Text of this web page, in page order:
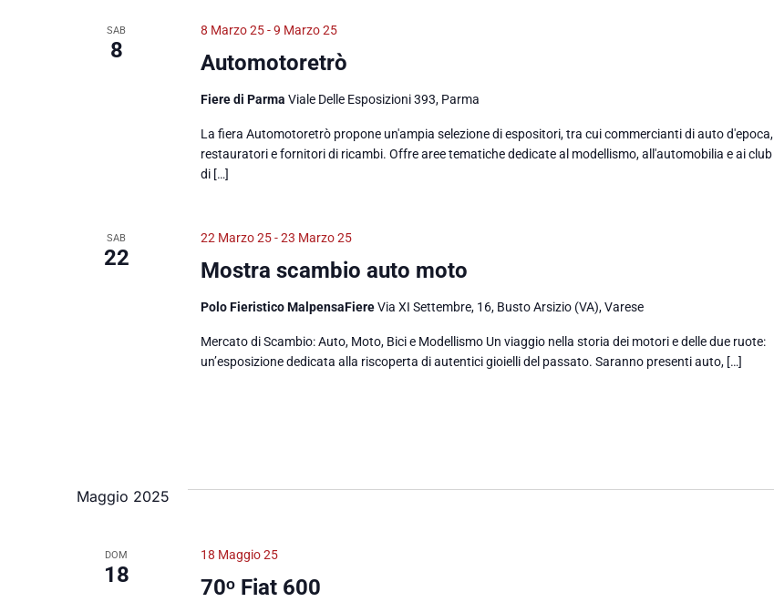
SAB
8 Automotoretrò
8 Marzo 25-9 Marzo 25
Fiere di Parma Viale Delle Esposizioni 393, Parma
La fiera Automotoretrò propone un'ampia selezione di espositori, tra cui commercianti di auto d'epoca,
restauratori e fornitori di ricambi. Offre aree tematiche dedicate al modellismo, all'automobilia e ai club
di […]
SAB
22 Mostra scambio auto moto
22 Marzo 25-23 Marzo 25
Polo Fieristico MalpensaFiereVia XI Settembre, 16, Busto Arsizio (VA), Varese
Mercato di Scambio: Auto, Moto, Bici e Modellismo Un viaggio nella storia dei motori e delle due ruote:
un’esposizione dedicata alla riscoperta di autentici gioielli del passato. Saranno presenti auto, […]
Maggio 2025
DOM
18 70ᵒ Fiat 600
18 Maggio 25